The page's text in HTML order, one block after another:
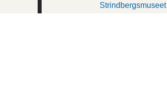
Strindbergsmuseet